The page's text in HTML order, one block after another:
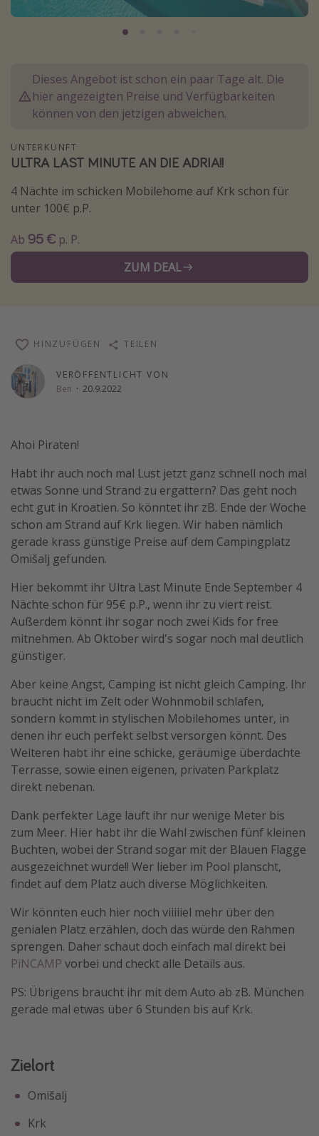
Normandie Urlaub
Kefalonia Urlaub
Krabi Urlaub
Sri Lanka Rundreise
Alle Reisethemen
Wochenendtrip
Singlereisen
Strandurlaub
Hotels in Amsterdam
Hotels am Achensee
Weitere Themen
Reise Journal
Familienurlaub in der Türkei
Rundreisen in Thailand
Bahnreisen in der Schweiz
Reisepassfreie Reiseziele
Travel Know How
Silvesterreisen
Last Minute Urlaub Mallorca
Last Minute Urlaub Deutschland
Dieses Angebot ist schon ein paar Tage alt. Die
hier angezeigten Preise und Verfügbarkeiten
können von den jetzigen abweichen.
UNTERKUNFT
ULTRA LAST MINUTE AN DIE ADRIA!!
4 Nächte im schicken Mobilehome auf Krk schon für
unter 100€ p.P.
Ab 95 € p. P.
ZUM DEAL
VERÖFFENTLICHT VON
Ben · 20.9.2022
HINZUFÜGEN TEILEN
Ahoi Piraten!
Habt ihr auch noch mal Lust jetzt ganz schnell noch mal
etwas Sonne und Strand zu ergattern? Das geht noch
echt gut in Kroatien. So könntet ihr zB. Ende der Woche
schon am Strand auf Krk liegen. Wir haben nämlich
gerade krass günstige Preise auf dem Campingplatz
Omišalj gefunden.
Hier bekommt ihr Ultra Last Minute Ende September 4
Nächte schon für 95€ p.P., wenn ihr zu viert reist.
Außerdem könnt ihr sogar noch zwei Kids for free
mitnehmen. Ab Oktober wird's sogar noch mal deutlich
günstiger.
Aber keine Angst, Camping ist nicht gleich Camping. Ihr
braucht nicht im Zelt oder Wohnmobil schlafen,
sondern kommt in stylischen Mobilehomes unter, in
denen ihr euch perfekt selbst versorgen könnt. Des
Weiteren habt ihr eine schicke, geräumige überdachte
Terrasse, sowie einen eigenen, privaten Parkplatz
direkt nebenan.
Dank perfekter Lage lauft ihr nur wenige Meter bis
zum Meer. Hier habt ihr die Wahl zwischen fünf kleinen
Buchten, wobei der Strand sogar mit der Blauen Flagge
ausgezeichnet wurde!! Wer lieber im Pool planscht,
findet auf dem Platz auch diverse Möglichkeiten.
Wir könnten euch hier noch viiiiiel mehr über den
genialen Platz erzählen, doch das würde den Rahmen
sprengen. Daher schaut doch einfach mal direkt bei
PiNCAMP vorbei und checkt alle Details aus.
PS: Übrigens braucht ihr mit dem Auto ab zB. München
gerade mal etwas über 6 Stunden bis auf Krk.
Zielort
Omišalj
Krk